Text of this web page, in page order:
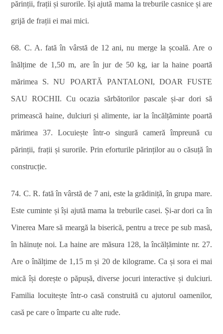
părinții, frații și surorile. Își ajută mama la treburile casnice și are
grijă de frații ei mai mici.
68. C. A. fată în vârstă de 12 ani, nu merge la școală. Are o
înălțime de 1,50 m, are în jur de 50 kg, iar la haine poartă
mărimea S. NU POARTĂ PANTALONI, DOAR FUSTE
SAU ROCHII. Cu ocazia sărbătorilor pascale și-ar dori să
primească haine, dulciuri și alimente, iar la încălțăminte poartă
mărimea 37. Locuiește într-o singură cameră împreună cu
părinții, frații și surorile. Prin eforturile părinților au o căsuță în
construcție.
74. C. R. fată în vârstă de 7 ani, este la grădiniță, în grupa mare.
Este cuminte și își ajută mama la treburile casei. Și-ar dori ca în
Vinerea Mare să meargă la biserică, pentru a trece pe sub masă,
în hăinuțe noi. La haine are măsura 128, la încălțăminte nr. 27.
Are o înălțime de 1,15 m și 20 de kilograme. Ca și sora ei mai
mică își dorește o păpușă, diverse jocuri interactive și dulciuri.
Familia locuitește într-o casă construită cu ajutorul oamenilor,
casă pe care o împarte cu alte rude.